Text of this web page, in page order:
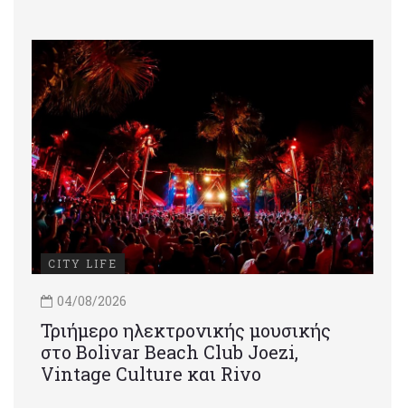
CITY LIFE
04/08/2026
Τριήμερο ηλεκτρονικής μουσικής
στο Bolivar Beach Club Joezi,
Vintage Culture και Rivo